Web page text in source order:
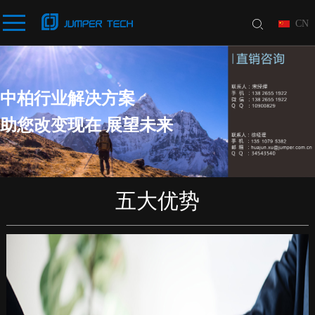
CN
中柏行业解决方案
助您改变现在 展望未来
五大优势